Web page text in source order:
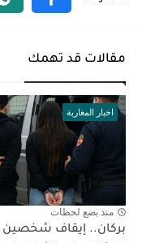
مقالات قد تهمك
اخبار المغاربة
منذ بضع لحظات
بركان.. إيقاف شخصين